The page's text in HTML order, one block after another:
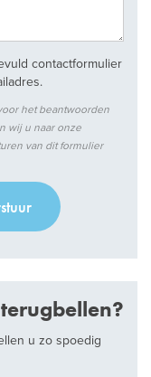
contactformulier
het beantwoorden
wij u naar onze
van dit formulier
u zo spoedig